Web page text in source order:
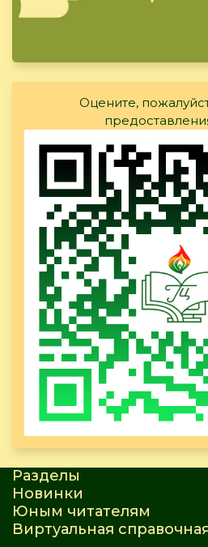
Оцените,
Разделы
Новинки
Юным читателям
Виртуальная